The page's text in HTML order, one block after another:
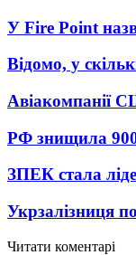
У Fire Point
Відомо, у
Авіакомпанії
РФ знищила 900
ЗПЕК стала
Укрзалізниця
Читати коментарі